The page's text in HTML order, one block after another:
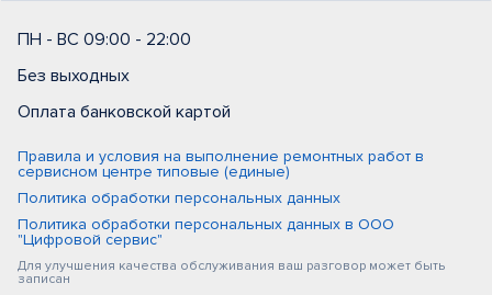
ПН - ВС 09:00 - 22:00
Без выходных
Оплата банковской картой
Правила и условия на выполнение ремонтных работ в
сервисном центре типовые (единые)
Политика обработки персональных данных
Политика обработки персональных данных в ООО
"Цифровой сервис"
Для улучшения качества обслуживания ваш разговор может быть
записан